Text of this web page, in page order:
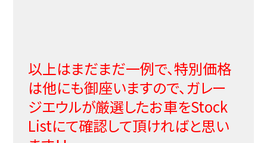
以上はまだまだ一例で、特別価格
は他にも御座いますので、ガレー
ジエウルが厳選したお車をStock
Listにて確認して頂ければと思い